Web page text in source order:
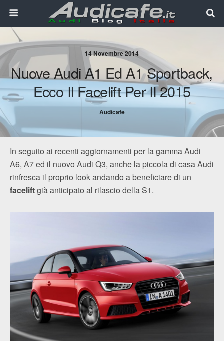
14 Novembre 2014
Nuove Audi A1 Ed A1 Sportback,
Ecco Il Facelift Per Il 2015
Audicafe
In seguito ai recenti aggiornamenti per la gamma Audi
A6, A7 ed il nuovo Audi Q3, anche la piccola di casa Audi
rinfresca il proprio look andando a beneficiare di un
faceliftgià anticipato al rilascio della S1.